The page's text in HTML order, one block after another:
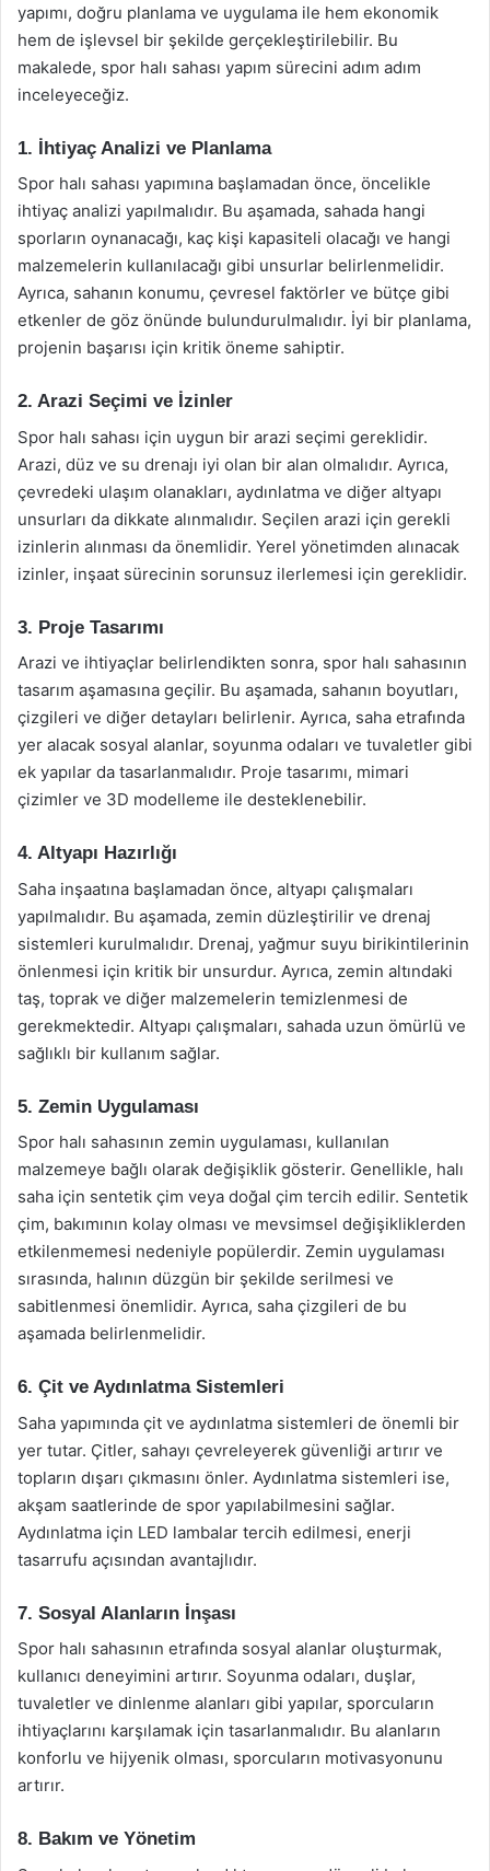
yapımı, doğru planlama ve uygulama ile hem ekonomik
hem de işlevsel bir şekilde gerçekleştirilebilir. Bu
makalede, spor halı sahası yapım sürecini adım adım
inceleyeceğiz.
1. İhtiyaç Analizi ve Planlama
Spor halı sahası yapımına başlamadan önce, öncelikle
ihtiyaç analizi yapılmalıdır. Bu aşamada, sahada hangi
sporların oynanacağı, kaç kişi kapasiteli olacağı ve hangi
malzemelerin kullanılacağı gibi unsurlar belirlenmelidir.
Ayrıca, sahanın konumu, çevresel faktörler ve bütçe gibi
etkenler de göz önünde bulundurulmalıdır. İyi bir planlama,
projenin başarısı için kritik öneme sahiptir.
2. Arazi Seçimi ve İzinler
Spor halı sahası için uygun bir arazi seçimi gereklidir.
Arazi, düz ve su drenajı iyi olan bir alan olmalıdır. Ayrıca,
çevredeki ulaşım olanakları, aydınlatma ve diğer altyapı
unsurları da dikkate alınmalıdır. Seçilen arazi için gerekli
izinlerin alınması da önemlidir. Yerel yönetimden alınacak
izinler, inşaat sürecinin sorunsuz ilerlemesi için gereklidir.
3. Proje Tasarımı
Arazi ve ihtiyaçlar belirlendikten sonra, spor halı sahasının
tasarım aşamasına geçilir. Bu aşamada, sahanın boyutları,
çizgileri ve diğer detayları belirlenir. Ayrıca, saha etrafında
yer alacak sosyal alanlar, soyunma odaları ve tuvaletler gibi
ek yapılar da tasarlanmalıdır. Proje tasarımı, mimari
çizimler ve 3D modelleme ile desteklenebilir.
4. Altyapı Hazırlığı
Saha inşaatına başlamadan önce, altyapı çalışmaları
yapılmalıdır. Bu aşamada, zemin düzleştirilir ve drenaj
sistemleri kurulmalıdır. Drenaj, yağmur suyu birikintilerinin
önlenmesi için kritik bir unsurdur. Ayrıca, zemin altındaki
taş, toprak ve diğer malzemelerin temizlenmesi de
gerekmektedir. Altyapı çalışmaları, sahada uzun ömürlü ve
sağlıklı bir kullanım sağlar.
5. Zemin Uygulaması
Spor halı sahasının zemin uygulaması, kullanılan
malzemeye bağlı olarak değişiklik gösterir. Genellikle, halı
saha için sentetik çim veya doğal çim tercih edilir. Sentetik
çim, bakımının kolay olması ve mevsimsel değişikliklerden
etkilenmemesi nedeniyle popülerdir. Zemin uygulaması
sırasında, halının düzgün bir şekilde serilmesi ve
sabitlenmesi önemlidir. Ayrıca, saha çizgileri de bu
aşamada belirlenmelidir.
6. Çit ve Aydınlatma Sistemleri
Saha yapımında çit ve aydınlatma sistemleri de önemli bir
yer tutar. Çitler, sahayı çevreleyerek güvenliği artırır ve
topların dışarı çıkmasını önler. Aydınlatma sistemleri ise,
akşam saatlerinde de spor yapılabilmesini sağlar.
Aydınlatma için LED lambalar tercih edilmesi, enerji
tasarrufu açısından avantajlıdır.
7. Sosyal Alanların İnşası
Spor halı sahasının etrafında sosyal alanlar oluşturmak,
kullanıcı deneyimini artırır. Soyunma odaları, duşlar,
tuvaletler ve dinlenme alanları gibi yapılar, sporcuların
ihtiyaçlarını karşılamak için tasarlanmalıdır. Bu alanların
konforlu ve hijyenik olması, sporcuların motivasyonunu
artırır.
8. Bakım ve Yönetim